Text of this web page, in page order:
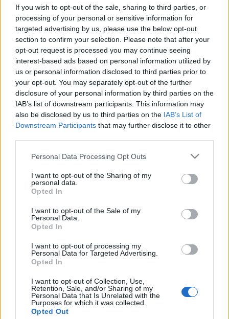
If you wish to opt-out of the sale, sharing to third parties, or
processing of your personal or sensitive information for
targeted advertising by us, please use the below opt-out
section to confirm your selection. Please note that after your
opt-out request is processed you may continue seeing
interest-based ads based on personal information utilized by
us or personal information disclosed to third parties prior to
your opt-out. You may separately opt-out of the further
disclosure of your personal information by third parties on the
IAB’s list of downstream participants. This information may
also be disclosed by us to third parties on the IAB’s List of
Downstream Participants that may further disclose it to other
Please note that this website/app uses one or more Google
not limited to your visit or usage behaviour. You may click to
grant or deny consent to Google and its third-party tags to
use your data for below specified purposes in below Google
consent section.
Personal Data Processing Opt Outs
I want to opt-out of the Sharing of my
personal data.
Opted In
I want to opt-out of the Sale of my
Personal Data.
Opted In
I want to opt-out of processing my
Personal Data for Targeted Advertising.
Opted In
I want to opt-out of Collection, Use,
Retention, Sale, and/or Sharing of my
Personal Data that Is Unrelated with the
Purposes for which it was collected.
Opted Out
történetről. A bemutatóanyag a The History of
sorozat részeként készült, és az 1980-as években, a
sztereolitográfiát kitaláló Chuck Hull
munkásságával kezdődik, aztán kimerítő
beszámolót kapunk a később felbukkant, diszruptív
változásokhoz vezető más módszerekről, például a
szelektív lézeres szinterezésről és az FDM-ről is.
A 2000-es évek és a jelen szerteágazó alkalmazásai
szintén sorra kerülnek: gépjármű-ipar, egészségügy,
fogyasztói termékek – szinte minden elkészíthető a
technológiával.
A videó a mostani 3DP-táj, a jelen leírásával ér véget.
Minden Kedves Olvasónknak Boldog Húsvétot
kívánunk!